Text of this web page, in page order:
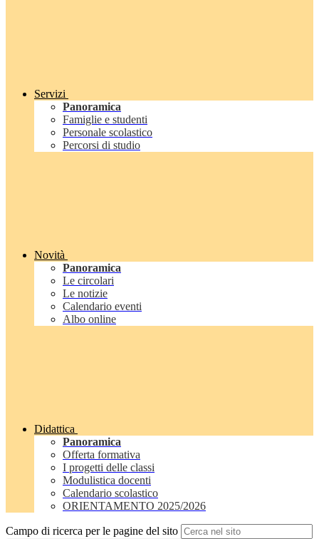
Servizi
Panoramica
Famiglie e studenti
Personale scolastico
Percorsi di studio
Novità
Panoramica
Le circolari
Le notizie
Calendario eventi
Albo online
Didattica
Panoramica
Offerta formativa
I progetti delle classi
Modulistica docenti
Calendario scolastico
ORIENTAMENTO 2025/2026
Campo di ricerca per le pagine del sito